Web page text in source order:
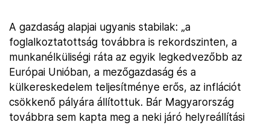
A gazdaság alapjai ugyanis stabilak: „a
foglalkoztatottság továbbra is rekordszinten, a
munkanélküliségi ráta az egyik legkedvezőbb az
Európai Unióban, a mezőgazdaság és a
külkereskedelem teljesítménye erős, az inflációt
csökkenő pályára állítottuk. Bár Magyarország
továbbra sem kapta meg a neki járó helyreállítási